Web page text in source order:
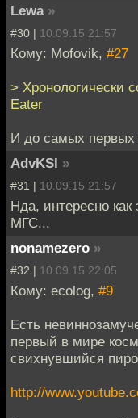
Lewa »
#30 | 10.09.15 21:57
Кому: Mofovik, #27
> Хронологически
Eater
И до самых первых
AdvKSI »
#31 | 10.09.15 21:57
Нда, интересно
МГС...
nonamezero »
#32 | 10.09.15 22:05
Кому: ecolog, #9
Есть
первый в мире
свихнувшийся
http://